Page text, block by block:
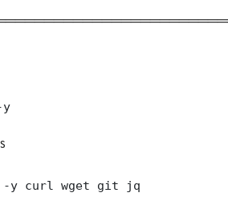
y
-y curl wget git jq